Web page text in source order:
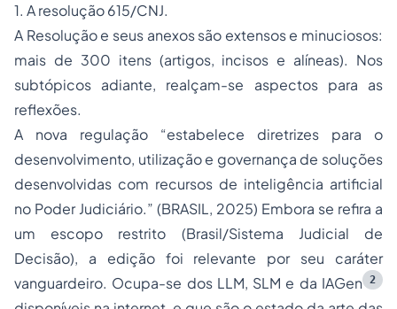
1. A resolução 615/CNJ.
A Resolução e seus anexos são extensos e minuciosos:
mais de 300 itens (artigos, incisos e alíneas). Nos
subtópicos adiante, realçam-se aspectos para as
reflexões.
A nova regulação “estabelece diretrizes para o
desenvolvimento, utilização e governança de soluções
desenvolvidas com recursos de inteligência artificial
no Poder Judiciário.” (BRASIL, 2025) Embora se refira a
um escopo restrito (Brasil/Sistema Judicial de
Decisão), a edição foi relevante por seu caráter
vanguardeiro. Ocupa-se dos LLM, SLM e da IAGen
2